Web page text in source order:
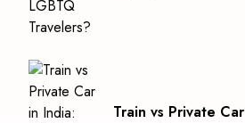
Train vs Private